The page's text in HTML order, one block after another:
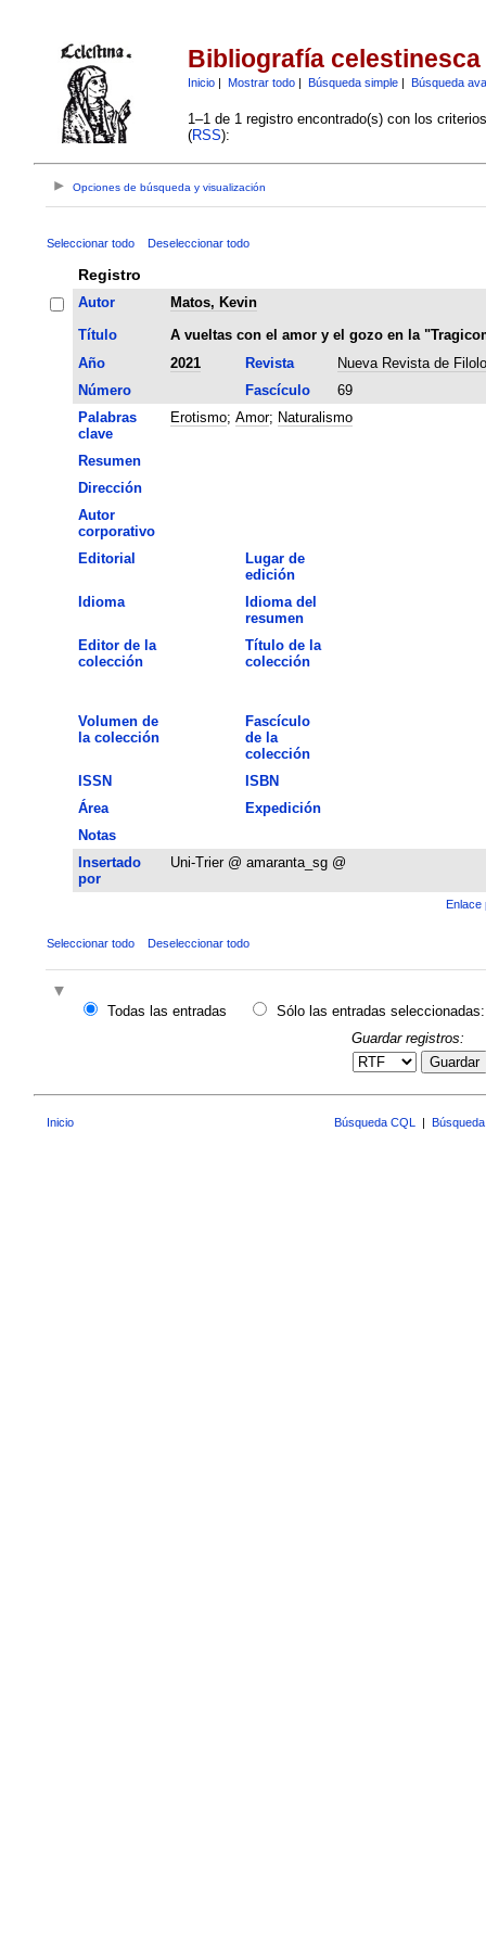
Bibliografía celestinesca
Inicio| Mostrar todo| Búsqueda simple| Búsqueda
1–1 de 1 registro encontrado(s) con los
(RSS):
Opciones de búsqueda y visualización
Seleccionar todo Deseleccionar todo
Registro
Autor
Matos, Kevin
Título
A vueltas con el amor y el gozo en la
Año
2021 Revista
Nueva Revista de
Número
Fascículo
69
Palabras
clave
Erotismo; Amor; Naturalismo
Resumen
Dirección
Autor
corporativo
Editorial
Lugar de
edición
Idioma
Idioma del
resumen
Editor de la
colección
Título de la
colección
Volumen de
la colección
Fascículo
de la
colección
ISSN
ISBN
Área
Expedición
Notas
Insertado
por
Uni-Trier @ amaranta_sg @
Enlace
Seleccionar todo Deseleccionar todo
Todas las entradas
Sólo las entradas seleccionadas:
Guardar registros:
Guardar
Inicio Búsqueda CQL